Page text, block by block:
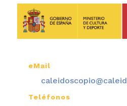
eMail
Teléfonos